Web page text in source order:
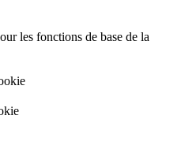
les fonctions de base de la